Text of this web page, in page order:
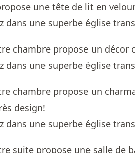
une tête de lit en
chambre propose un
chambre propose un
design!
suite propose une salle de